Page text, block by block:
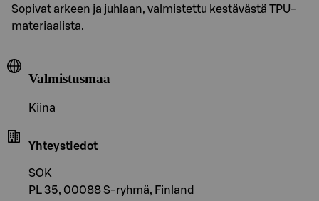
Sopivat arkeen ja juhlaan, valmistettu kestävästä TPU-
materiaalista.
Valmistusmaa
Kiina
Yhteystiedot
SOK
PL 35, 00088 S-ryhmä, Finland